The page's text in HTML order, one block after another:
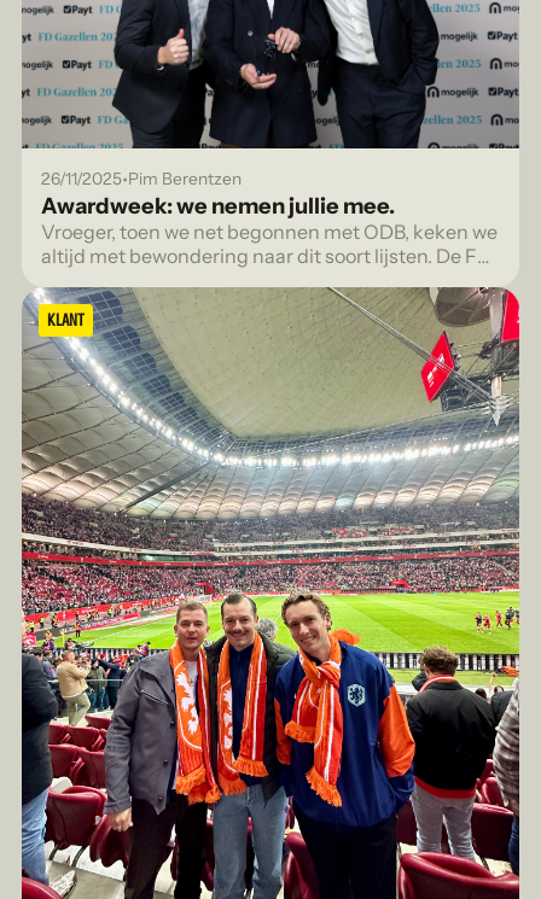
26/11/2025•Pim Berentzen
Awardweek: we nemen jullie mee.
Vroeger, toen we net begonnen met ODB, keken we
altijd met bewondering naar dit soort lijsten. De FD
gezien werden.
KLANT